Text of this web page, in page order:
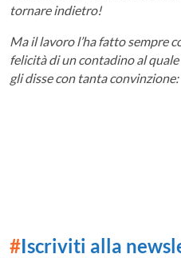
tornare indietro!
Ma il lavoro l’ha fatto sempre
felicità di un contadino al
gli disse con tanta
#Iscriviti alla